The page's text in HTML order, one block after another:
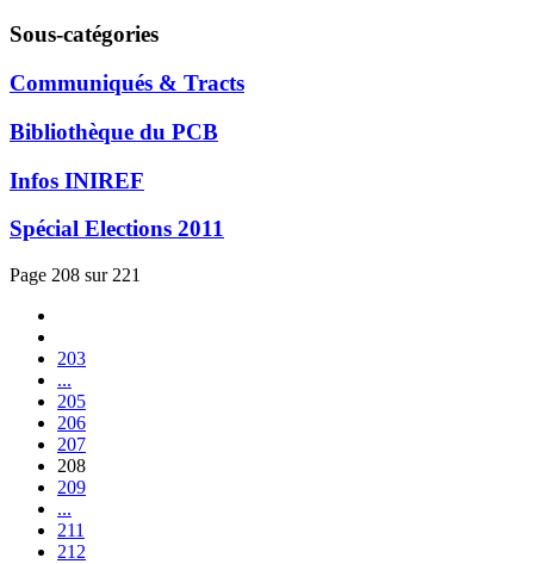
Sous-catégories
Communiqués & Tracts
Bibliothèque du PCB
Infos INIREF
Spécial Elections 2011
Page 208 sur 221
203
...
205
206
207
208
209
...
211
212